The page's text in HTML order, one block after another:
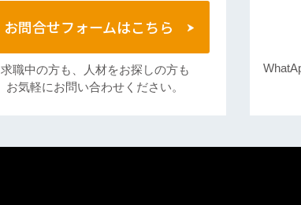
お問合せフォームはこちら
求職中の方も、人材をお探しの方も
お気軽にお問い合わせください。